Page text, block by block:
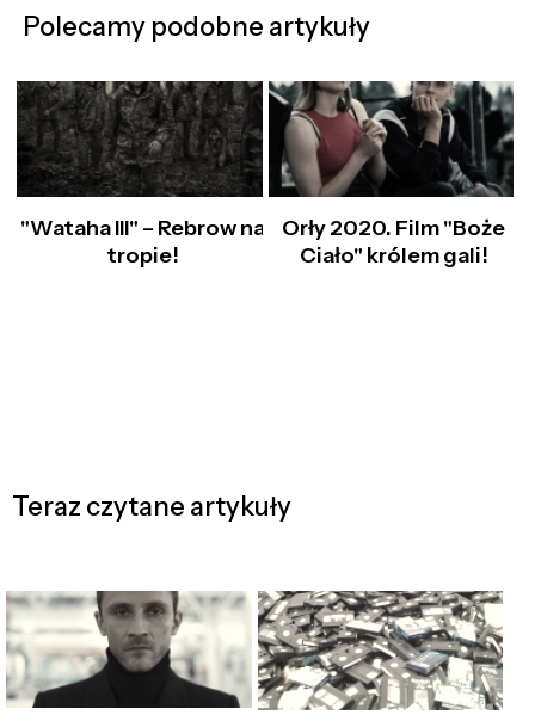
Polecamy podobne artykuły
"Wataha III" – Rebrow na
tropie!
Orły 2020. Film "Boże
Ciało" królem gali!
Teraz czytane artykuły